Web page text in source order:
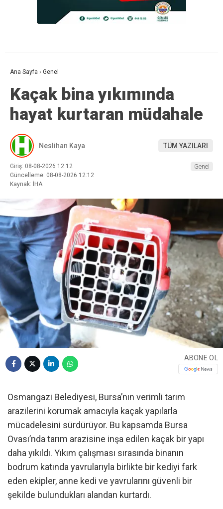
Ana Sayfa › Genel
Kaçak bina yıkımında
hayat kurtaran müdahale
Neslihan Kaya TÜM YAZILARI
Giriş: 08-08-2026 12:12
Güncelleme: 08-08-2026 12:12
Kaynak: İHA
Genel
ABONE OL
Osmangazi Belediyesi, Bursa’nın verimli tarım
arazilerini korumak amacıyla kaçak yapılarla
mücadelesini sürdürüyor. Bu kapsamda Bursa
Ovası’nda tarım arazisine inşa edilen kaçak bir yapı
daha yıkıldı. Yıkım çalışması sırasında binanın
bodrum katında yavrularıyla birlikte bir kediyi fark
eden ekipler, anne kedi ve yavrularını güvenli bir
şekilde bulundukları alandan kurtardı.